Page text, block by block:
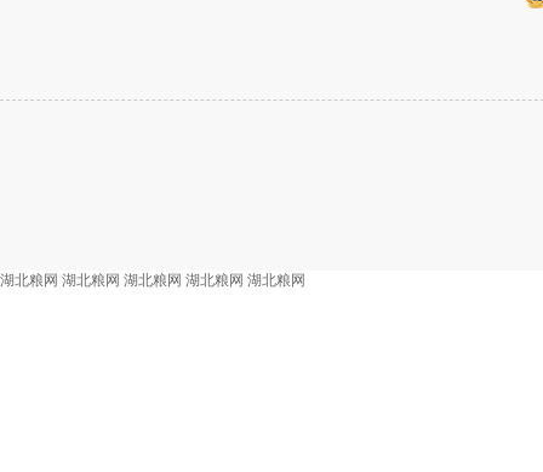
湖北粮网 湖北粮网 湖北粮网 湖北粮网 湖北粮网